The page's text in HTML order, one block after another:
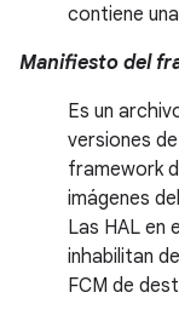
contiene
Manifiesto del
Es un
versiones
framework
imágenes
Las HAL en
inhabilitan
FCM de